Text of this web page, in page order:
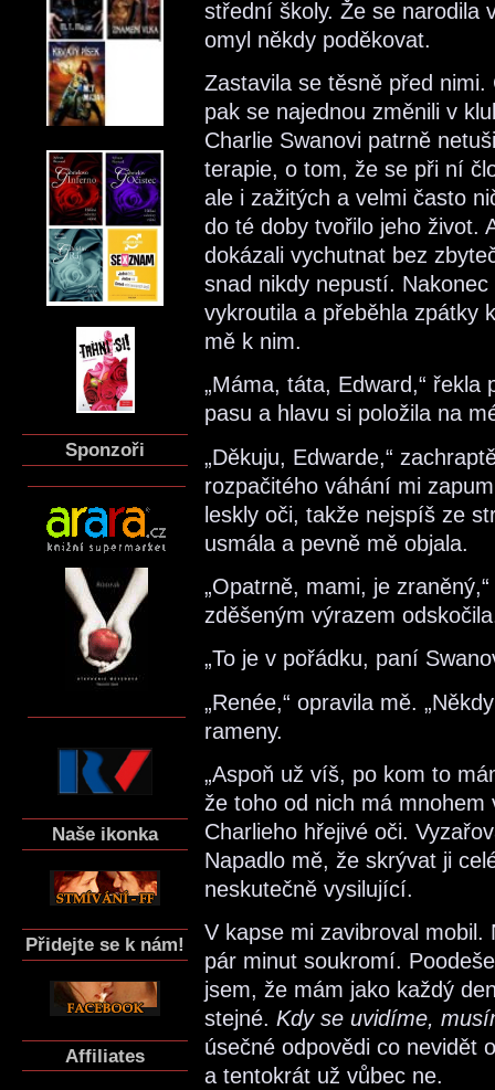
Sponzoři
Naše ikonka
Přidejte se k nám!
Affiliates
střední školy. Že se narodila
omyl někdy poděkovat.
Zastavila se těsně před
pak se najednou změnili v
Charlie Swanovi patrně
terapie, o tom, že se při ní
ale i zažitých a velmi často
do té doby tvořilo jeho život.
dokázali vychutnat bez
snad nikdy nepustí.
vykroutila a přeběhla zpátky
mě k nim.
„Máma, táta, Edward,“
pasu a hlavu si položila na
„Děkuju, Edwarde,“
rozpačitého váhání mi
leskly oči, takže nejspíš ze
usmála a pevně mě objala.
„Opatrně, mami, je
zděšeným výrazem
„To je v pořádku, paní
„Renée,“ opravila mě.
rameny.
„Aspoň už víš, po kom to
že toho od nich má
Charlieho hřejivé oči.
Napadlo mě, že skrývat ji
neskutečně vysilující.
V kapse mi zavibroval
pár minut soukromí.
jsem, že mám jako každý
stejné. Kdy se uvidíme,
úsečné odpovědi co nevidět
a tentokrát už vůbec ne.